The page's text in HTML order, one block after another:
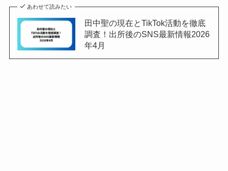
あわせて読みたい
田中聖の現在とTikTok活動を徹底
調査！出所後のSNS最新情報2026
年4月